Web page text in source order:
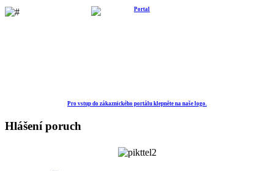
Pro vstup do zákaznického portálu klepněte na naše logo.
Hlášení poruch